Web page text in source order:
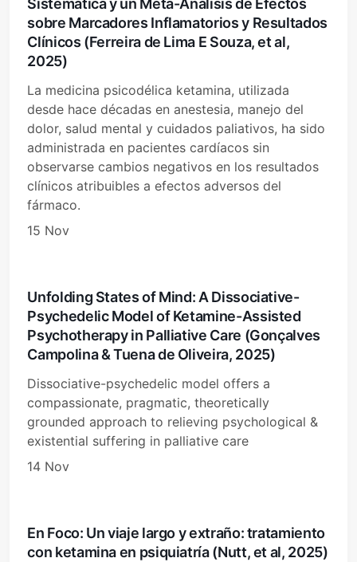
Sistemática y un Meta-Análisis de Efectos
sobre Marcadores Inflamatorios y Resultados
Clínicos (Ferreira de Lima E Souza, et al,
2025)
La medicina psicodélica ketamina, utilizada
desde hace décadas en anestesia, manejo del
dolor, salud mental y cuidados paliativos, ha sido
administrada en pacientes cardíacos sin
observarse cambios negativos en los resultados
clínicos atribuibles a efectos adversos del
fármaco.
15 Nov
Unfolding States of Mind: A Dissociative-
Psychedelic Model of Ketamine-Assisted
Psychotherapy in Palliative Care (Gonçalves
Campolina & Tuena de Oliveira, 2025)
Dissociative-psychedelic model offers a
compassionate, pragmatic, theoretically
grounded approach to relieving psychological &
existential suffering in palliative care
14 Nov
En Foco: Un viaje largo y extraño: tratamiento
con ketamina en psiquiatría (Nutt, et al, 2025)